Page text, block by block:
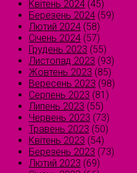
Квітень 2024 (45)
Березень 2024 (59)
Лютий 2024 (58)
Січень 2024 (57)
Грудень 2023 (55)
Листопад 2023 (93)
Жовтень 2023 (85)
Вересень 2023 (98)
Серпень 2023 (81)
Липень 2023 (55)
Червень 2023 (73)
Травень 2023 (50)
Квітень 2023 (54)
Березень 2023 (73)
Лютий 2023 (69)